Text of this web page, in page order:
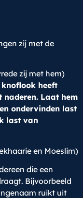
zij met de
zij met hem)
knoflook heeft
naderen. Laat hem
ondervinden last
last van
en Moeslim)
die een
Bijvoorbeeld
ruikt uit